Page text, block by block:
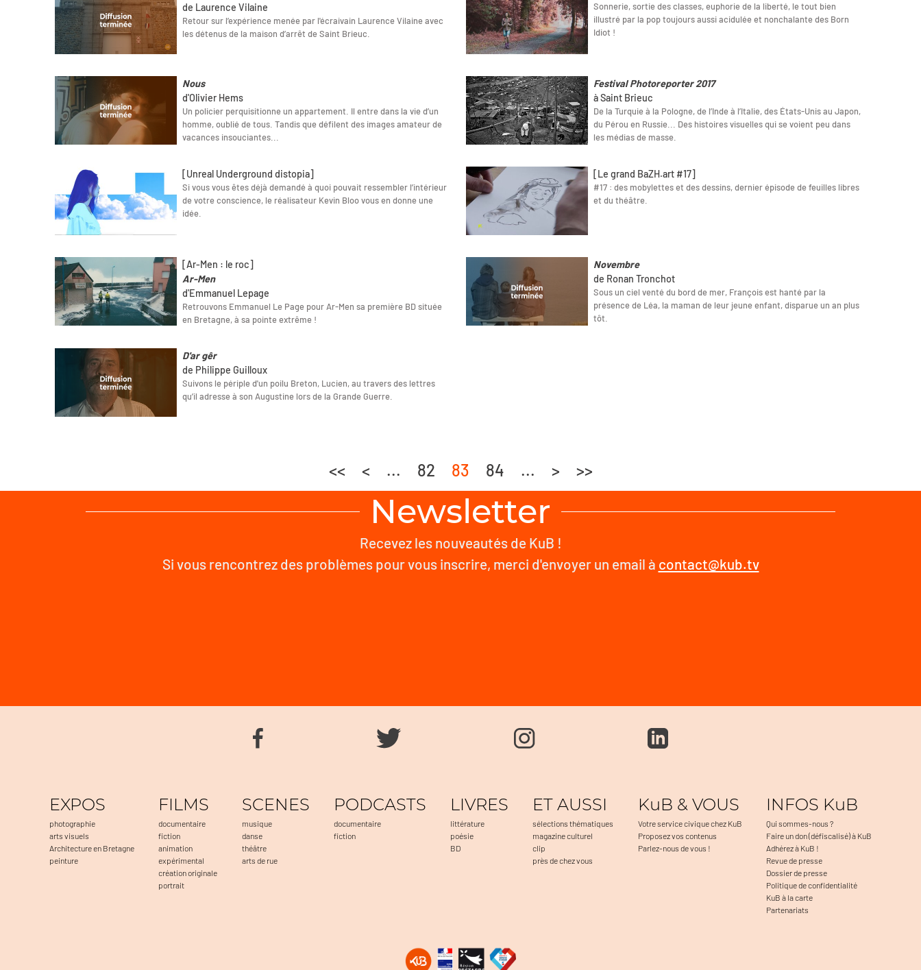
de Laurence Vilaine
Retour sur l’expérience menée par l'écraivain Laurence Vilaine avec
les détenus de la maison d’arrêt de Saint Brieuc.
Sonnerie, sortie des classes, euphorie de la liberté, le tout bien
illustré par la pop toujours aussi acidulée et nonchalante des Born
Idiot !
Nous
d'Olivier Hems
Un policier perquisitionne un appartement. Il entre dans la vie d’un
homme, oublié de tous. Tandis que défilent des images amateur de
vacances insouciantes...
Festival Photoreporter 2017
à Saint Brieuc
De la Turquie à la Pologne, de l’Inde à l’Italie, des États-Unis au Japon,
du Pérou en Russie... Des histoires visuelles qui se voient peu dans
les médias de masse.
[Unreal Underground distopia]
Si vous vous êtes déjà demandé à quoi pouvait ressembler l’intérieur
de votre conscience, le réalisateur Kevin Bloo vous en donne une
idée.
[Le grand BaZH.art #17]
#17 : des mobylettes et des dessins, dernier épisode de feuilles libres
et du théâtre.
[Ar-Men : le roc]
Ar-Men
d'Emmanuel Lepage
Retrouvons Emmanuel Le Page pour Ar-Men sa première BD située
en Bretagne, à sa pointe extrême !
Novembre
de Ronan Tronchot
Sous un ciel venté du bord de mer, François est hanté par la
présence de Léa, la maman de leur jeune enfant, disparue un an plus
tôt.
D'ar gêr
de Philippe Guilloux
Suivons le périple d'un poilu Breton, Lucien, au travers des lettres
qu’il adresse à son Augustine lors de la Grande Guerre.
<< < ... 82 83 84 ... > >>
Newsletter
Recevez les nouveautés de KuB !
Si vous rencontrez des problèmes pour vous inscrire, merci d'envoyer un email à contact@kub.tv
EXPOS
photographie
arts visuels
Architecture en Bretagne
peinture
FILMS
documentaire
fiction
animation
expérimental
création originale
portrait
SCENES
musique
danse
théâtre
arts de rue
PODCASTS
documentaire
fiction
LIVRES
littérature
poésie
BD
ET AUSSI
sélections thématiques
magazine culturel
clip
près de chez vous
KuB & VOUS
Votre service civique chez KuB
Proposez vos contenus
Parlez-nous de vous !
INFOS KuB
Qui sommes-nous ?
Faire un don (défiscalisé) à KuB
Adhérez à KuB !
Revue de presse
Dossier de presse
Politique de confidentialité
KuB à la carte
Partenariats